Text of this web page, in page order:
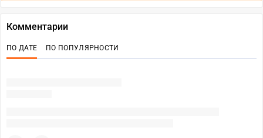
Комментарии
ПО ДАТЕ ПО ПОПУЛЯРНОСТИ